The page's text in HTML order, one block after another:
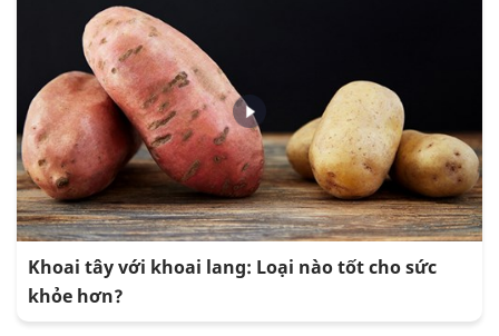
Khoai tây với khoai lang: Loại nào tốt cho sức
khỏe hơn?